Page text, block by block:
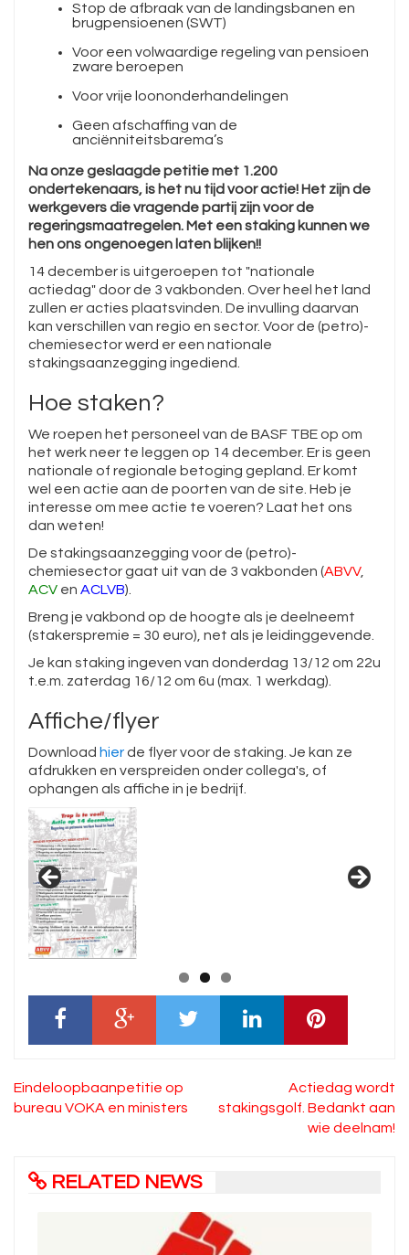
Stop de afbraak van de landingsbanen en
brugpensioenen (SWT)
Voor een volwaardige regeling van pensioen
zware beroepen
Voor vrije loononderhandelingen
Geen afschaffing van de
anciënniteitsbarema’s
Na onze geslaagde petitie met 1.200
ondertekenaars, is het nu tijd voor actie! Het zijn de
werkgevers die vragende partij zijn voor de
regeringsmaatregelen. Met een staking kunnen we
hen ons ongenoegen laten blijken!!
14 december is uitgeroepen tot "nationale
actiedag" door de 3 vakbonden. Over heel het land
zullen er acties plaatsvinden. De invulling daarvan
kan verschillen van regio en sector. Voor de (petro)-
chemiesector werd er een nationale
stakingsaanzegging ingediend.
Hoe staken?
We roepen het personeel van de BASF TBE op om
het werk neer te leggen op 14 december. Er is geen
nationale of regionale betoging gepland. Er komt
wel een actie aan de poorten van de site. Heb je
interesse om mee actie te voeren? Laat het ons
dan weten!
De stakingsaanzegging voor de (petro)-
chemiesector gaat uit van de 3 vakbonden (ABVV,
ACV en ACLVB).
Breng je vakbond op de hoogte als je deelneemt
(stakerspremie = 30 euro), net als je leidinggevende.
Je kan staking ingeven van donderdag 13/12 om 22u
t.e.m. zaterdag 16/12 om 6u (max. 1 werkdag).
Affiche/flyer
Download hierde flyer voor de staking. Je kan ze
afdrukken en verspreiden onder collega's, of
ophangen als affiche in je bedrijf.
Bericht
navigatie
Eindeloopbaanpetitie op
bureau VOKA en ministers
Actiedag wordt
stakingsgolf. Bedankt aan
wie deelnam!
RELATED NEWS